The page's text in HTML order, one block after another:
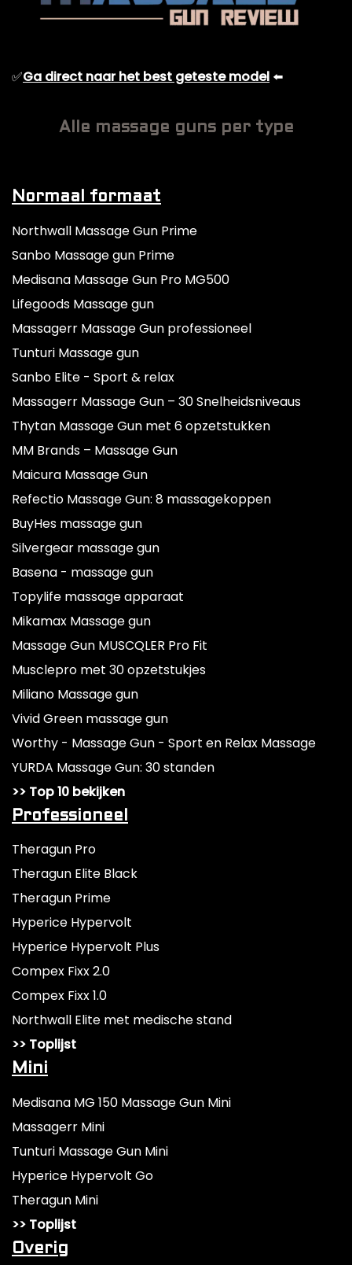
✅Ga direct naar het best geteste model ⬅️
Alle massage guns per type
Normaal formaat
Northwall Massage Gun Prime
Sanbo Massage gun Prime
Medisana Massage Gun Pro MG500
Lifegoods Massage gun
Massagerr Massage Gun professioneel
Tunturi Massage gun
Sanbo Elite - Sport & relax
Massagerr Massage Gun – 30 Snelheidsniveaus
Thytan Massage Gun met 6 opzetstukken
MM Brands – Massage Gun
Maicura Massage Gun
Refectio Massage Gun: 8 massagekoppen
BuyHes massage gun
Silvergear massage gun
Basena - massage gun
Topylife massage apparaat
Mikamax Massage gun
Massage Gun MUSCQLER Pro Fit
Musclepro met 30 opzetstukjes
Miliano Massage gun
Vivid Green massage gun
Worthy - Massage Gun - Sport en Relax Massage
YURDA Massage Gun: 30 standen
>> Top 10 bekijken
Professioneel
Theragun Pro
Theragun Elite Black
Theragun Prime
Hyperice Hypervolt
Hyperice Hypervolt Plus
Compex Fixx 2.0
Compex Fixx 1.0
Northwall Elite met medische stand
>> Toplijst
Mini
Medisana MG 150 Massage Gun Mini
Massagerr Mini
Tunturi Massage Gun Mini
Hyperice Hypervolt Go
Theragun Mini
>> Toplijst
Overig